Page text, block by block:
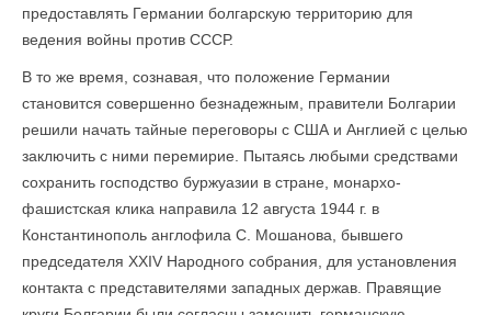
предоставлять Германии болгарскую территорию для
ведения войны против СССР.
В то же время, сознавая, что положение Германии
становится совершенно безнадежным, правители Болгарии
решили начать тайные переговоры с США и Англией с целью
заключить с ними перемирие. Пытаясь любыми средствами
сохранить господство буржуазии в стране, монархо-
фашистская клика направила 12 августа 1944 г. в
Константинополь англофила С. Мошанова, бывшего
председателя XXIV Народного собрания, для установления
контакта с представителями западных держав. Правящие